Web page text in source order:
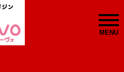
MENU